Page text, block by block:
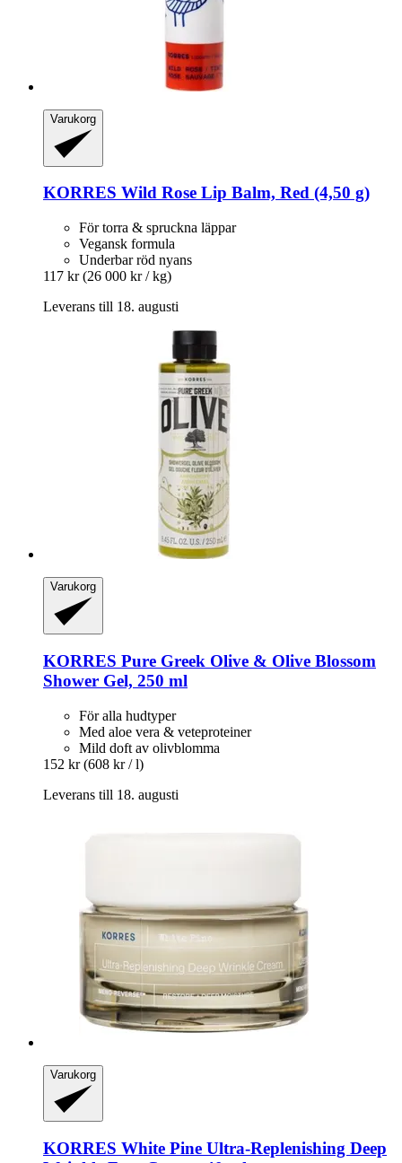
Varukorg
KORRES Wild Rose Lip Balm, Red (4,50 g)
För torra & spruckna läppar
Vegansk formula
Underbar röd nyans
117 kr (26 000 kr / kg)
Leverans till 18. augusti
Varukorg
KORRES Pure Greek Olive & Olive Blossom
Shower Gel, 250 ml
För alla hudtyper
Med aloe vera & veteproteiner
Mild doft av olivblomma
152 kr (608 kr / l)
Leverans till 18. augusti
Varukorg
KORRES White Pine Ultra-​Replenishing Deep